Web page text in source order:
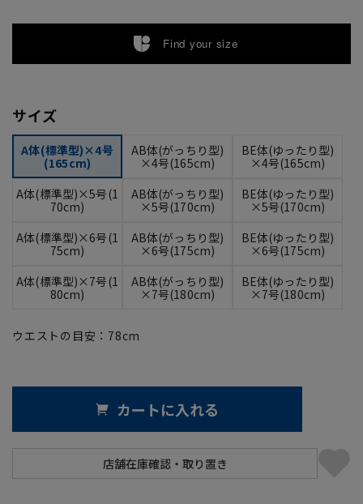
Find your size
サイズ
A体(標準型)×4号
(165cm)
AB体(がっちり型)
×4号(165cm)
BE体(ゆったり型)
×4号(165cm)
A体(標準型)×5号(1
70cm)
AB体(がっちり型)
×5号(170cm)
BE体(ゆったり型)
×5号(170cm)
A体(標準型)×6号(1
75cm)
AB体(がっちり型)
×6号(175cm)
BE体(ゆったり型)
×6号(175cm)
A体(標準型)×7号(1
80cm)
AB体(がっちり型)
×7号(180cm)
BE体(ゆったり型)
×7号(180cm)
ウエストの目安： 78cm
カートに入れる